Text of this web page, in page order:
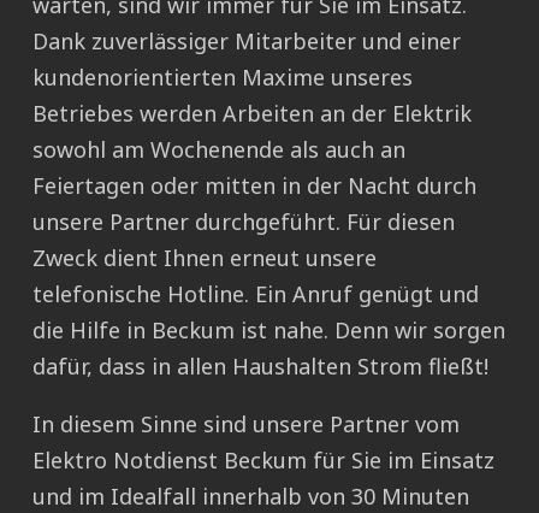
Dank zuverlässiger Mitarbeiter und einer
kundenorientierten Maxime unseres
Betriebes werden Arbeiten an der Elektrik
sowohl am Wochenende als auch an
Feiertagen oder mitten in der Nacht durch
unsere Partner durchgeführt. Für diesen
Zweck dient Ihnen erneut unsere
telefonische Hotline. Ein Anruf genügt und
die Hilfe in Beckum ist nahe. Denn wir sorgen
dafür, dass in allen Haushalten Strom fließt!
In diesem Sinne sind unsere Partner vom
Elektro Notdienst Beckum für Sie im Einsatz
und im Idealfall innerhalb von 30 Minuten